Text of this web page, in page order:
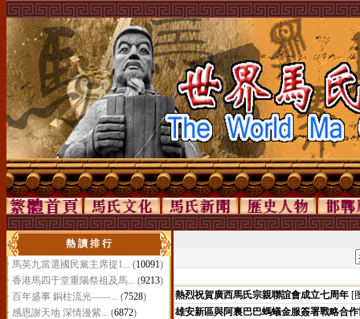
熱 讀 排 行
· 馬英九當選國民黨主席提1... (10091)
· 香港馬四于堂重陽祭祖及馬... (9213)
· 百年盛事 銅柱流光——... (7528)
· 感恩謝天地 深情漫紫... (6872)
熱烈祝賀廣西馬氏宗親聯誼會成立七周年 [
雄安新區與阿裏巴巴螞蟻金服簽署戰略合